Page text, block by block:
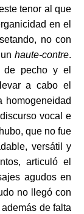
tenor al que
en el
no con
haute-contre.
de pecho y el
a cabo el
homogeneidad
vocal e
que no fue
versátil y
articuló el
agudos en
no llegó con
de falta